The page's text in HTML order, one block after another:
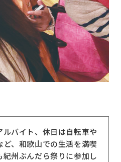
バイト、休日は自転車や
、和歌山での生活を満喫
紀州ぶんだら祭りに参加し